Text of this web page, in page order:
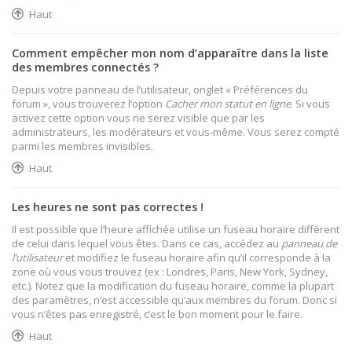
Haut
Comment empêcher mon nom d’apparaître dans la liste
des membres connectés ?
Depuis votre panneau de l’utilisateur, onglet « Préférences du
forum », vous trouverez l’option Cacher mon statut en ligne. Si vous
activez cette option vous ne serez visible que par les
administrateurs, les modérateurs et vous-même. Vous serez compté
parmi les membres invisibles.
Haut
Les heures ne sont pas correctes !
Il est possible que l’heure affichée utilise un fuseau horaire différent
de celui dans lequel vous êtes. Dans ce cas, accédez au panneau de
l’utilisateuret modifiez le fuseau horaire afin qu’il corresponde à la
zone où vous vous trouvez (ex : Londres, Paris, New York, Sydney,
etc.). Notez que la modification du fuseau horaire, comme la plupart
des paramètres, n’est accessible qu’aux membres du forum. Donc si
vous n’êtes pas enregistré, c’est le bon moment pour le faire.
Haut